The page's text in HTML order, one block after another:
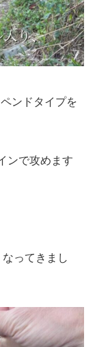
ンドタイプを
ンで攻めます
ってきまし